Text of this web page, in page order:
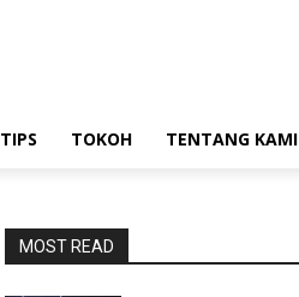
TIPS TOKOH TENTANG KAMI
MOST READ